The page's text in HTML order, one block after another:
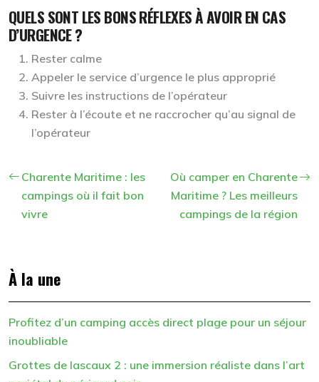
QUELS SONT LES BONS RÉFLEXES À AVOIR EN CAS
D’URGENCE ?
Rester calme
Appeler le service d’urgence le plus approprié
Suivre les instructions de l’opérateur
Rester à l’écoute et ne raccrocher qu’au signal de
l’opérateur
Charente Maritime : les
campings où il fait bon
vivre
Où camper en Charente
Maritime ? Les meilleurs
campings de la région
À la une
Profitez d’un camping accès direct plage pour un séjour
inoubliable
Grottes de lascaux 2 : une immersion réaliste dans l’art